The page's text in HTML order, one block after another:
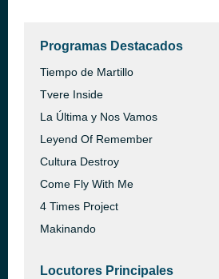
Programas Destacados
Tiempo de Martillo
Tvere Inside
La Última y Nos Vamos
Leyend Of Remember
Cultura Destroy
Come Fly With Me
4 Times Project
Makinando
Locutores Principales